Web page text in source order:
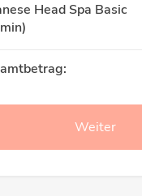
Head Spa Basic
Weiter